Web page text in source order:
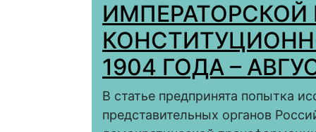
ИМПЕРАТОРСКОЙ
1904 ГОДА –
В статье предпринята попытка
представительных органов